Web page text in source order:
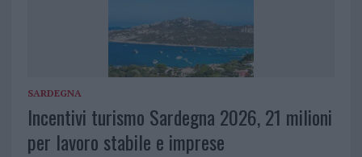
SARDEGNA
Incentivi turismo Sardegna 2026, 21 milioni
per lavoro stabile e imprese